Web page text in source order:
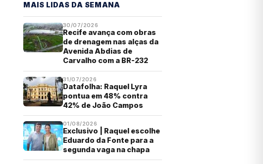
MAIS LIDAS DA SEMANA
30/07/2026
Recife avança com obras
de drenagem nas alças da
Avenida Abdias de
Carvalho com a BR-232
31/07/2026
Datafolha: Raquel Lyra
pontua em 48% contra
42% de João Campos
01/08/2026
Exclusivo | Raquel escolhe
Eduardo da Fonte para a
segunda vaga na chapa